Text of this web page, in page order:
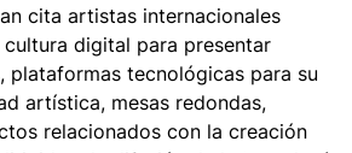
cita artistas internacionales
digital para presentar
plataformas tecnológicas para su
artística, mesas redondas,
relacionados con la creación